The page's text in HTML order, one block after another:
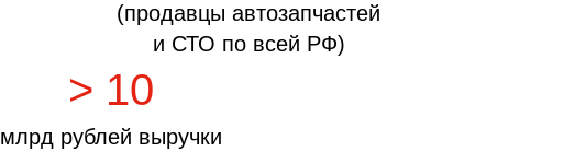
(продавцы автозапчастей
и СТО по всей РФ)
> 10
млрд рублей выручки